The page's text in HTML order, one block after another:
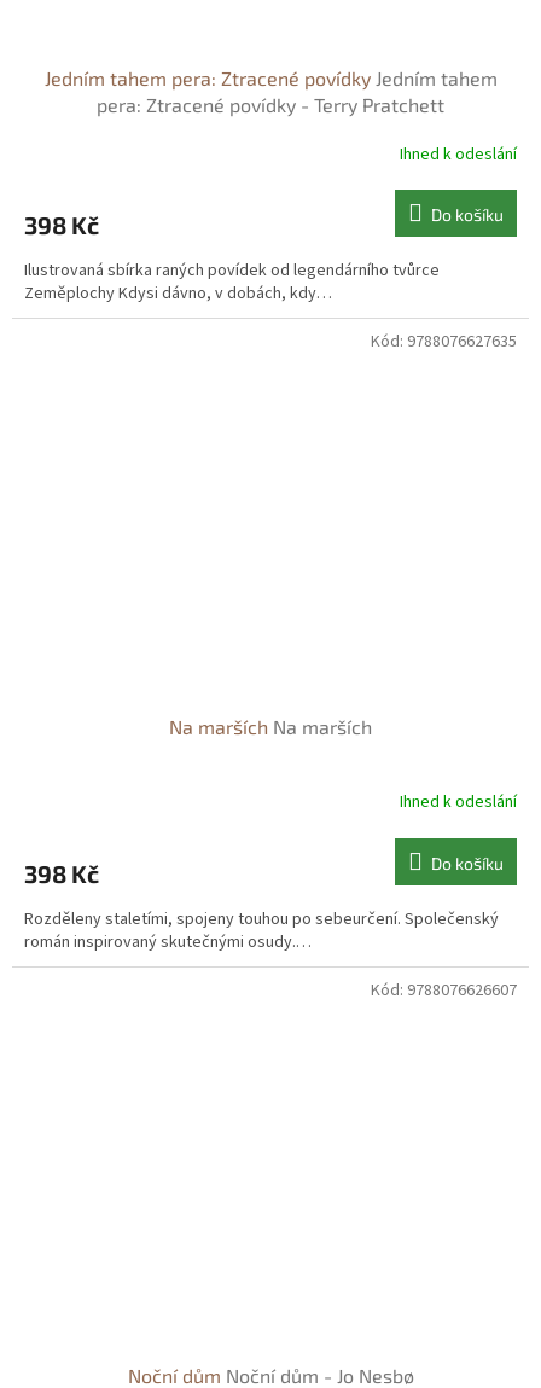
Jedním tahem pera: Ztracené povídky Jedním tahem
pera: Ztracené povídky - Terry Pratchett
Ihned k odeslání
398 Kč Do košíku
Ilustrovaná sbírka raných povídek od legendárního tvůrce
Zeměplochy Kdysi dávno, v dobách, kdy…
Na marších Na marších
Ihned k odeslání
398 Kč Do košíku
Rozděleny staletími, spojeny touhou po sebeurčení. Společenský
román inspirovaný skutečnými osudy.…
Kód: 9788076627635
Noční dům Noční dům - Jo Nesbø
Kód: 9788076626607